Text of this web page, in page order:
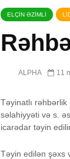
ELÇİN ƏZİMLİ
ALPHA 11
Təyinatlı rəhbərlik
səlahiyyəti və s.
icarədar təyin
Təyin edilən şəxs